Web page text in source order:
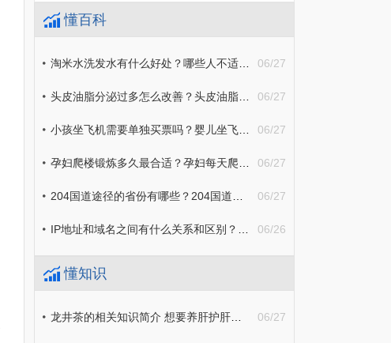
懂百科
06/27
淘米水洗发水有什么好处？哪些人不适合用淘米水洗头？
06/27
头皮油脂分泌过多怎么改善？头皮油脂分泌过多是哪里引起的？
06/27
小孩坐飞机需要单独买票吗？婴儿坐飞机的时候要注意哪些？
06/27
孕妇爬楼锻炼多久最合适？孕妇每天爬楼梯锻炼能不能帮助顺产？
06/27
204国道途径的省份有哪些？204国道的起点和终点分别是什么地方？
06/26
IP地址和域名之间有什么关系和区别？服务器通常指的是什么东西？
懂知识
06/27
龙井茶的相关知识简介 想要养肝护肝养胃应该喝什么茶？